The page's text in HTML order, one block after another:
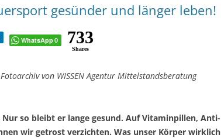
gesünder und länger leben!
WhatsApp0 733
Shares
von WISSEN Agentur Mittelstandsberatung
so bleibt er lange gesund. Auf Vitaminpillen, Anti-
wir getrost verzichten. Was unser Körper wirklich